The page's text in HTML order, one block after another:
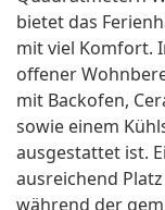
bietet das
mit viel Komfort.
offener
mit Backofen,
sowie einem
ausgestattet ist.
ausreichend
während der